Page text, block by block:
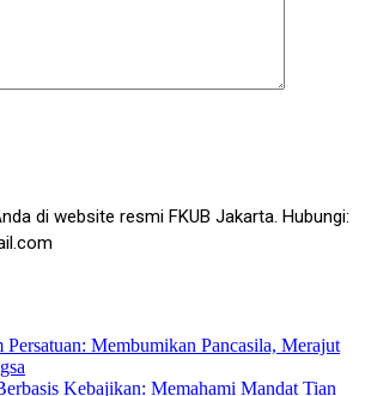
di website resmi FKUB Jakarta. Hubungi:
Persatuan: Membumikan Pancasila, Merajut
Kebajikan: Memahami Mandat Tian